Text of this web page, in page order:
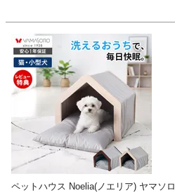
ペットハウス Noelia(ノエリア) ヤマソロ